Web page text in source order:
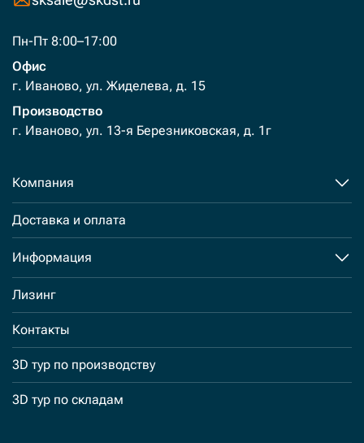
Пн-Пт 8:00–17:00
Офис
г. Иваново, ул. Жиделева, д. 15
Производство
г. Иваново, ул. 13-я Березниковская, д. 1г
Компания
Доставка и оплата
Информация
Лизинг
Контакты
3D тур по производству
3D тур по складам